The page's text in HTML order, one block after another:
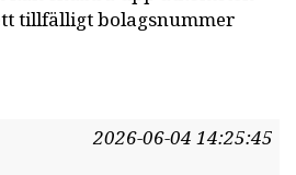
tillfälligt bolagsnummer
2026-06-04 14:25:45